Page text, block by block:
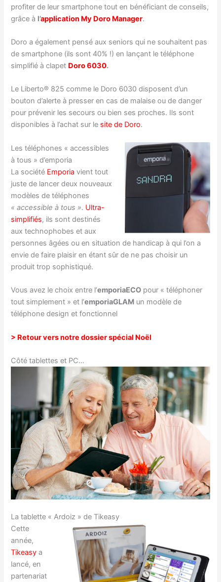
profiter de leur smartphone tout en bénéficiant de conseils,
grâce à l’application My Doro Manager.
Doro a également pensé aux seniors qui ne souhaitent pas
de smartphone (ils sont 40% !) en lançant le téléphone
simplifié à clapet Doro 6030.
Le Liberto® 825 comme le Doro 6030 disposent d’un
bouton d’alerte à presser en cas de malaise ou de danger
pour prévenir les secours ou bien ses proches. Ils sont
disponibles à l’achat sur le site de Doro.
Les téléphones « accessibles
à tous » d’emporia
La société Emporia vient tout
juste de lancer deux nouveaux
modèles de téléphones
« accessible à tous ». Ultra-
simplifiés, ils sont destinés
aux technophobes et aux
personnes âgées ou en situation de handicap à qui l’on a
envie de faire plaisir en étant sûr de ne pas choisir un
produit trop sophistiqué.
Vous avez le choix entre l’emporiaECO pour « téléphoner
tout simplement » et l’emporiaGLAM un modèle de
téléphone design et fonctionnel
> Retour vers notre dossier spécial Noël
Côté tablettes et PC…
La tablette « Ardoiz » de Tikeasy
Cette
année,
Tikeasy a
lancé, en
partenariat